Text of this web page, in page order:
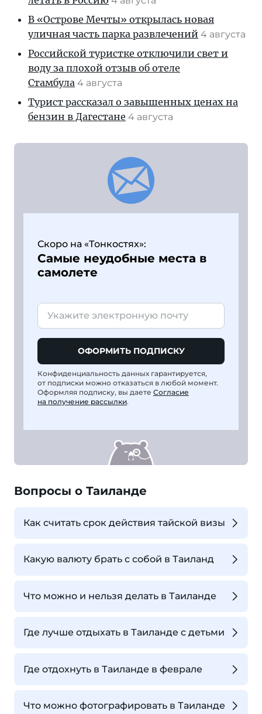
В «Острове Мечты» открылась новая
уличная часть парка развлечений 4 августа
Российской туристке отключили свет и
воду за плохой отзыв об отеле
Стамбула 4 августа
Турист рассказал о завышенных ценах на
бензин в Дагестане 4 августа
Скоро на «Тонкостях»:
Самые неудобные места в
самолете
ОФОРМИТЬ ПОДПИСКУ
Конфиденциальность данных гарантируется,
от подписки можно отказаться в любой момент.
Оформляя подписку, вы даете Согласие
на получение рассылки.
Вопросы о Таиланде
Как считать срок действия тайской визы
Какую валюту брать с собой в Таиланд
Что можно и нельзя делать в Таиланде
Где лучше отдыхать в Таиланде с детьми
Где отдохнуть в Таиланде в феврале
Что можно фотографировать в Таиланде